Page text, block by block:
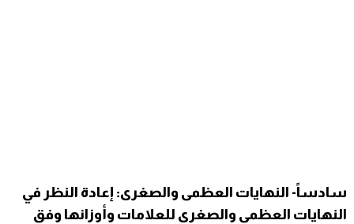
سادساً- النهايات العظمى والصغرى: إعادة النظر في
النهايات العظمى والصغرى للعلامات وأوزانها وفق